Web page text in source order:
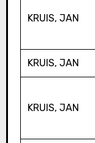
KRUIS, JAN
KRUIS, JAN
KRUIS, JAN